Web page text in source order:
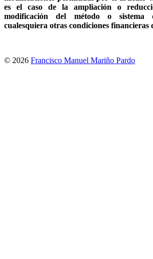
es el caso de la ampliación o
modificación del método o sistema
cualesquiera otras condiciones financieras
© 2026 Francisco Manuel Mariño Pardo